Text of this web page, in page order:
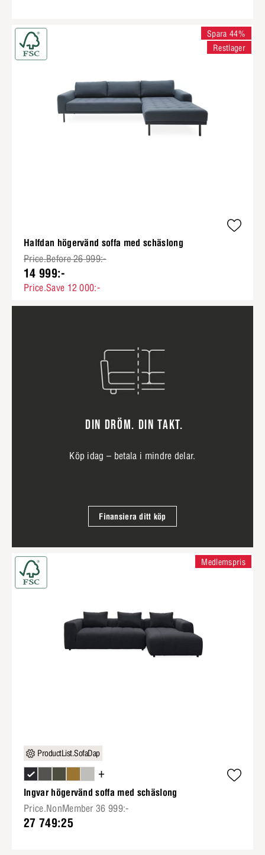
Halfdan högervänd soffa med schäslong
Price.Before 26 999:-
14 999:-
Price.Save 12 000:-
Spara 44%
Restlager
DIN DRÖM. DIN TAKT.
Köp idag – betala i mindre delar.
Finansiera ditt köp
ProductList.SofaDap
+
Ingvar högervänd soffa med schäslong
Price.NonMember 36 999:-
27 749:25
Medlemspris